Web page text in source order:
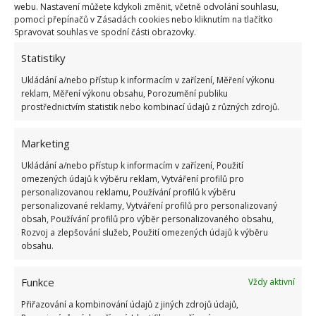
webu. Nastavení můžete kdykoli změnit, včetně odvolání souhlasu,
pomocí přepínačů v Zásadách cookies nebo kliknutím na tlačítko
Spravovat souhlas ve spodní části obrazovky.
Statistiky
Ukládání a/nebo přístup k informacím v zařízení, Měření výkonu
reklam, Měření výkonu obsahu, Porozumění publiku
prostřednictvím statistik nebo kombinací údajů z různých zdrojů.
Marketing
Ukládání a/nebo přístup k informacím v zařízení, Použití
omezených údajů k výběru reklam, Vytváření profilů pro
personalizovanou reklamu, Používání profilů k výběru
personalizované reklamy, Vytváření profilů pro personalizovaný
obsah, Používání profilů pro výběr personalizovaného obsahu,
Rozvoj a zlepšování služeb, Použití omezených údajů k výběru
obsahu.
Funkce
Vždy aktivní
Přiřazování a kombinování údajů z jiných zdrojů údajů,
Kdo vám dodá kvalitní skryté zárubně
a dveře?
dodá
. Tradiční jednička na